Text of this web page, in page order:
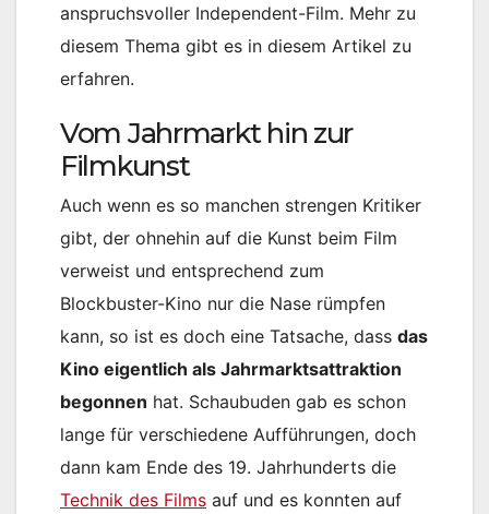
anspruchsvoller Independent-Film. Mehr zu
diesem Thema gibt es in diesem Artikel zu
erfahren.
Vom Jahrmarkt hin zur
Filmkunst
Auch wenn es so manchen strengen Kritiker
gibt, der ohnehin auf die Kunst beim Film
verweist und entsprechend zum
Blockbuster-Kino nur die Nase rümpfen
kann, so ist es doch eine Tatsache, dass das
Kino eigentlich als Jahrmarktsattraktion
begonnen hat. Schaubuden gab es schon
lange für verschiedene Aufführungen, doch
dann kam Ende des 19. Jahrhunderts die
Technik des Films auf und es konnten auf